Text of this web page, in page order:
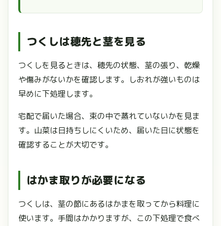
つくしは穂先と茎を見る
つくしを見るときは、穂先の状態、茎の張り、乾燥
や傷みがないかを確認します。しおれが強いものは
早めに下処理します。
宅配で届いた場合、束の中で蒸れていないかを見ま
す。山菜は日持ちしにくいため、届いた日に状態を
確認することが大切です。
はかま取りが必要になる
つくしは、茎の節にあるはかまを取ってから料理に
使います。手間はかかりますが、この下処理で食べ